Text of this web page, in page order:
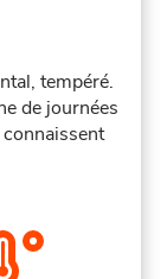
tempéré.
de journées